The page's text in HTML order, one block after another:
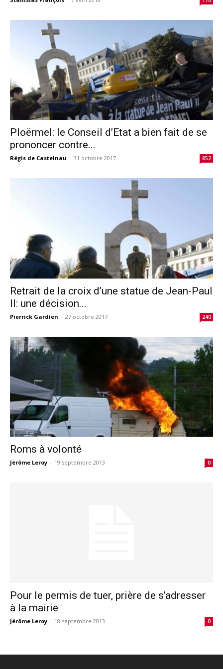
Ploërmel: le Conseil d’Etat a bien fait de se
prononcer contre...
Régis de Castelnau - 31 octobre 2017 852
Retrait de la croix d’une statue de Jean-Paul
II: une décision...
Pierrick Gardien - 27 octobre 2017 240
Roms à volonté
Jérôme Leroy - 19 septembre 2013 0
Pour le permis de tuer, prière de s’adresser
à la mairie
Jérôme Leroy - 18 septembre 2013 0